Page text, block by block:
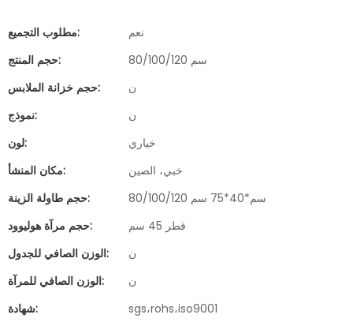
مطلوب التجميع:
نعم
حجم المنتج:
80/100/120 سم
حجم خزانة الملابس:
ن
نموذج:
ن
لون:
خياري
مكان المنشأ:
خبي، الصين
حجم طاولة الزينة:
80/100/120 سم*40*75 سم
حجم مرآة هوليوود:
قطر 45 سم
الوزن الصافي للجدول:
ن
الوزن الصافي للمرآة:
ن
شهادة:
sgs،rohs،iso9001